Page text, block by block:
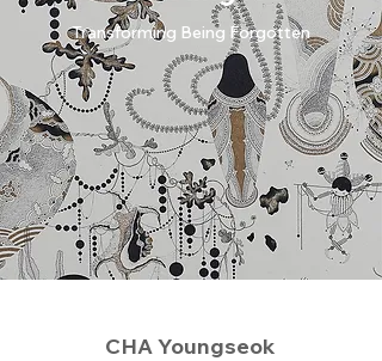
Transforming Being Forgotten
CHA Youngseok